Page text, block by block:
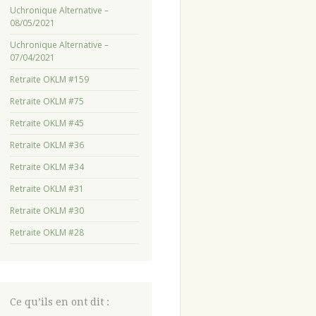
Uchronique Alternative –
08/05/2021
Uchronique Alternative –
07/04/2021
Retraite OKLM #159
Retraite OKLM #75
Retraite OKLM #45
Retraite OKLM #36
Retraite OKLM #34
Retraite OKLM #31
Retraite OKLM #30
Retraite OKLM #28
Ce qu’ils en ont dit :